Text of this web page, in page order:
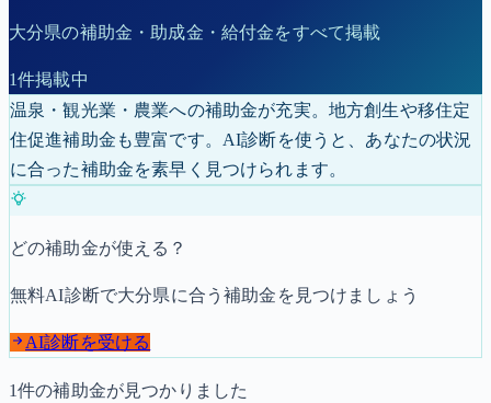
大分県の補助金・助成金・給付金をすべて掲載
1件掲載中
温泉・観光業・農業への補助金が充実。地方創生や移住定
住促進補助金も豊富です。 AI診断を使うと、あなたの状況
に合った補助金を素早く見つけられます。
どの補助金が使える？
無料AI診断で大分県に合う補助金を見つけましょう
AI診断を受ける
1件の補助金が見つかりました